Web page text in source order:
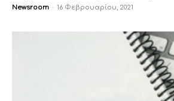
Newsroom - 16 Φεβρουαρίου, 2021